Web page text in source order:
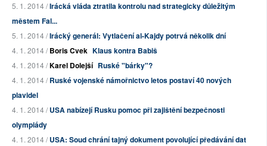
5. 1. 2014 /Irácká vláda ztratila kontrolu nad strategicky důležitým
městem Fal...
5. 1. 2014 /Irácký generál: Vytlačení al-Kajdy potrvá několik dní
4. 1. 2014 /Boris Cvek Klaus kontra Babiš
4. 1. 2014 /Karel Dolejší Ruské "bárky"?
4. 1. 2014 /Ruské vojenské námořnictvo letos postaví 40 nových
plavidel
4. 1. 2014 /USA nabízejí Rusku pomoc při zajištění bezpečnosti
olympiády
4. 1. 2014 /USA: Soud chrání tajný dokument povolující předávání dat